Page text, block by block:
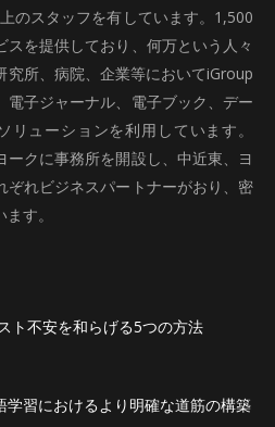
のスタッフを有しています。1,500
を提供しており、何万という人々
究所、病院、企業等においてiGroup
電子ジャーナル、電子ブック、デー
リューションを利用しています。
ークに事務所を開設し、中近東、ヨ
ぞれビジネスパートナーがおり、密
す。
ト不安を和らげる5つの方法
習におけるより明確な道筋の構築